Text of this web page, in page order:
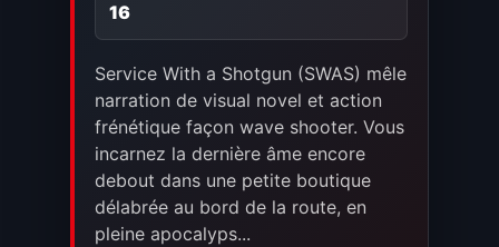
16
Service With a Shotgun (SWAS) mêle
narration de visual novel et action
frénétique façon wave shooter. Vous
incarnez la dernière âme encore
debout dans une petite boutique
délabrée au bord de la route, en
pleine apocalyps...